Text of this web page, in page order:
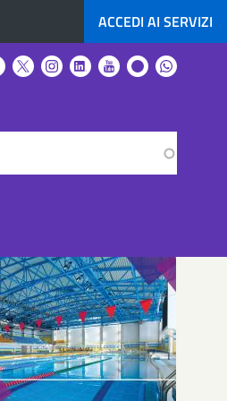
ACCEDI AI SERVIZI
SeguiciSeguiciSeguiciSeguiciSeguiciSeguiciSeguici